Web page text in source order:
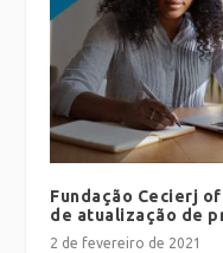
Fundação Cecierj
de atualização de
2 de fevereiro de 2021